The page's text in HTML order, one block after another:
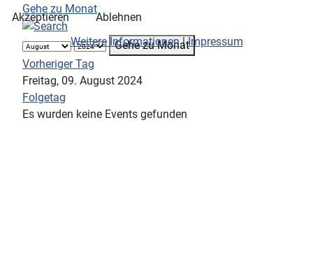
Gehe zu Monat
Gehe zu Monat
Vorheriger Tag
Freitag, 09. August 2024
Folgetag
Es wurden keine Events gefunden
Akzeptieren
Ablehnen
Weitere Informationen|Impressum